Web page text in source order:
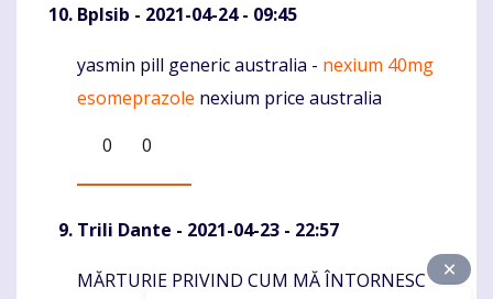
Bplsib - 2021-04-24 - 09:45
Komentaras
yasmin pill generic australia - nexium 40mg
esomeprazole nexium price australia
0
0
Trili Dante - 2021-04-23 - 22:57
Komentaras
MĂRTURIE PRIVIND CUM MĂ ÎNTORNESC